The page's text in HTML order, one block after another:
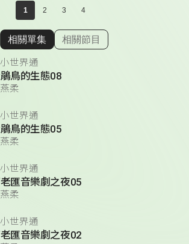
1 2 3 4
顯示相關單集
相關單集 相關節目
世界通
鳥的生態08
柔
世界通
鳥的生態05
柔
世界通
匯音樂劇之夜05
柔
世界通
匯音樂劇之夜02